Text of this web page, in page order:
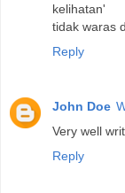
kelihatan'
tidak waras
Reply
John Doe
Very well
Reply